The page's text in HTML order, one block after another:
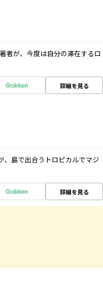
者が、今度は自分の滞在するロ
詳細を見る
、島で出合うトロピカルでマジ
詳細を見る